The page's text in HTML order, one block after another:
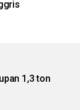
1,3 ton